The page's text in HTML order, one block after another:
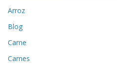
Arroz
Blog
Carne
Carnes